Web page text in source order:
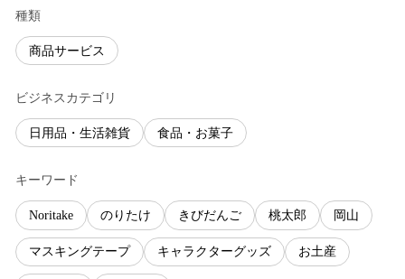
種類
商品サービス
ビジネスカテゴリ
日用品・生活雑貨 食品・お菓子
キーワード
Noritake のりたけ きびだんご 桃太郎 岡山
マスキングテープ キャラクターグッズ お土産